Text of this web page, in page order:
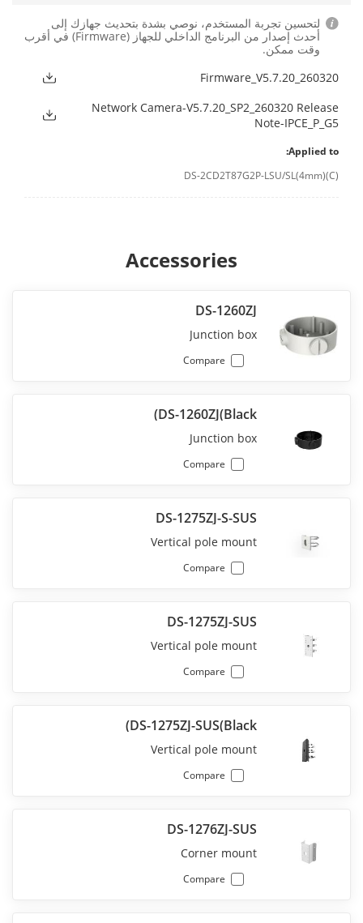
لتحسين تجربة المستخدم، نوصي بشدة بتحديث جهازك إلى
أحدث إصدار من البرنامج الداخلي للجهاز (Firmware) في أقرب
وقت ممكن.
Firmware_V5.7.20_260320
Network Camera-V5.7.20_SP2_260320 Release
Note-IPCE_P_G5
Applied to:
DS-2CD2T87G2P-LSU/SL(4mm)(C)
Accessories
DS-1260ZJ
Junction box
Compare
DS-1260ZJ(Black)
Junction box
Compare
DS-1275ZJ-S-SUS
Vertical pole mount
Compare
DS-1275ZJ-SUS
Vertical pole mount
Compare
DS-1275ZJ-SUS(Black)
Vertical pole mount
Compare
DS-1276ZJ-SUS
Corner mount
Compare